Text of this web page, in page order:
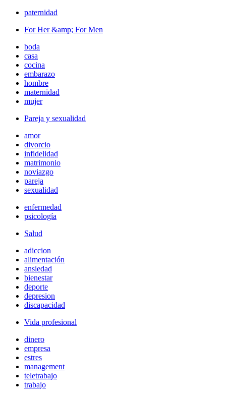
paternidad
For Her &amp; For Men
boda
casa
cocina
embarazo
hombre
maternidad
mujer
Pareja y sexualidad
amor
divorcio
infidelidad
matrimonio
noviazgo
pareja
sexualidad
enfermedad
psicología
Salud
adiccion
alimentación
ansiedad
bienestar
deporte
depresion
discapacidad
Vida profesional
dinero
empresa
estres
management
teletrabajo
trabajo